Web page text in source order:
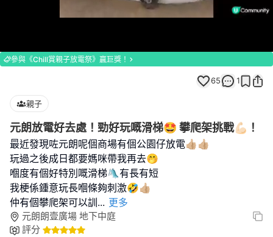
100.00%
參與《Chill賞親子放電祭》贏巨獎！
65 1
親子
元朗放電好去處！勁好玩嘅滑梯🤩 攀爬架挑戰💪🏻！
最近發現咗元朗呢個商場有個公園仔放電👍🏼👍🏼
玩過之後成日都要媽咪帶我再去🤭
嗰度有個好特別嘅滑梯🛝有長有短
我梗係鍾意玩長嗰條夠刺激🤣👍🏼
仲有個攀爬架可以訓 ... 更多
元朗朗壹廣場 地下中庭
評分